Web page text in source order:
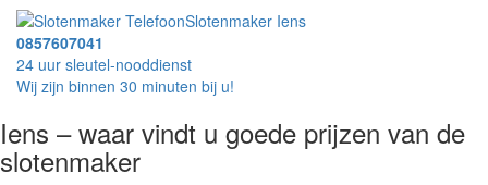
Slotenmaker Iens
0857607041
24 uur sleutel-nooddienst
Wij zijn binnen 30 minuten bij u!
Iens – waar vindt u goede prijzen van de
slotenmaker